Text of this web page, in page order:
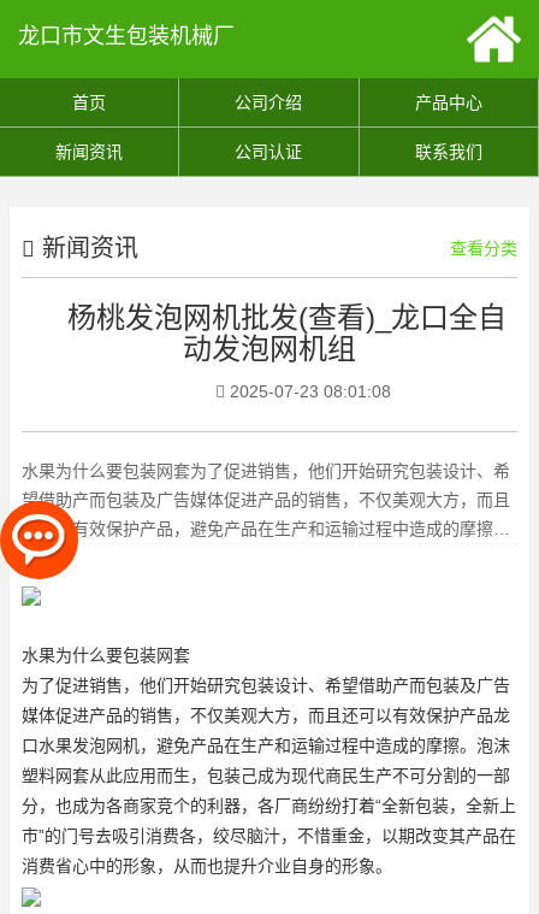
龙口市文生包装机械厂
首页 公司介绍 产品中心
新闻资讯 公司认证 联系我们
新闻资讯 查看分类
杨桃发泡网机批发(查看)_龙口全自
动发泡网机组
2025-07-23 08:01:08
水果为什么要包装网套为了促进销售，他们开始研究包装设计、希
望借助产而包装及广告媒体促进产品的销售，不仅美观大方，而且
还可以有效保护产品，避免产品在生产和运输过程中造成的摩擦。
泡沫塑料网套从此应用而生，
水果为什么要包装网套
为了促进销售，他们开始研究包装设计、希望借助产而包装及广告
媒体促进产品的销售，不仅美观大方，而且还可以有效保护产品龙
口水果发泡网机，避免产品在生产和运输过程中造成的摩擦。泡沫
塑料网套从此应用而生，包装己成为现代商民生产不可分割的一部
分，也成为各商家竞个的利器，各厂商纷纷打着“全新包装，全新上
市”的门号去吸引消费各，绞尽脑汁，不惜重金，以期改变其产品在
消费省心中的形象，从而也提升介业自身的形象。